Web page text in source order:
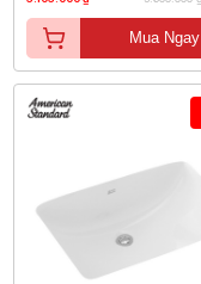
Mua Ngay